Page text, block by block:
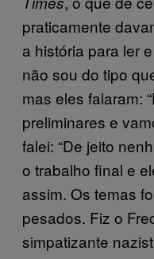
praticamente
a história para ler
não sou do tipo
mas eles falaram:
preliminares e
falei: “De jeito
o trabalho final e
assim. Os temas
pesados. Fiz o
simpatizante